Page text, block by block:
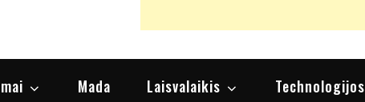
Mada Laisvalaikis Technologijos